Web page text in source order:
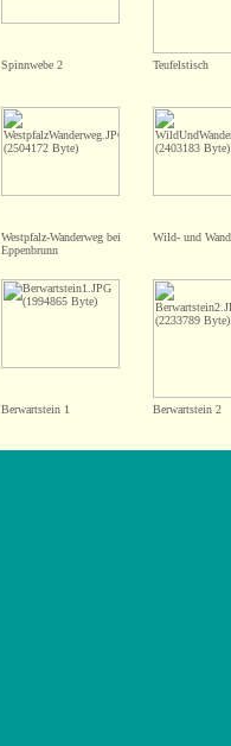
Spinnwebe 2 Teufelstisch
Westpfalz-Wanderweg bei
Eppenbrunn
Wild- und
Berwartstein 1 Berwartstein 2